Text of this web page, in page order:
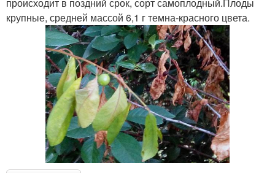
происходит в поздний срок, сорт самоплодный.Плоды
крупные, средней массой 6,1 г темна-красного цвета.